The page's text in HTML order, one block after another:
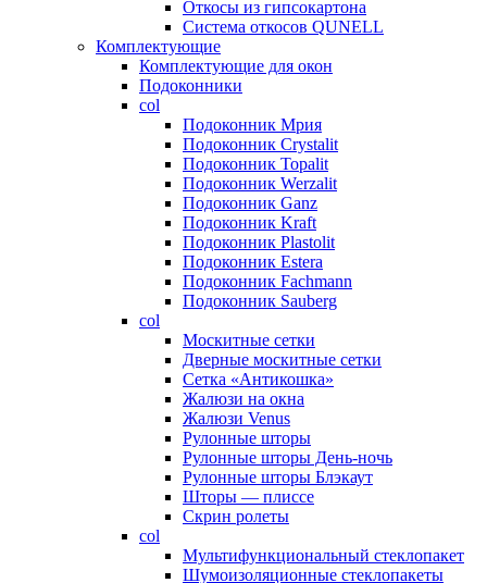
Откосы из гипсокартона
Система откосов QUNELL
Комплектующие
Комплектующие для окон
Подоконники
col
Подоконник Мрия
Подоконник Crystalit
Подоконник Topalit
Подоконник Werzalit
Подоконник Ganz
Подоконник Kraft
Подоконник Plastolit
Подоконник Estera
Подоконник Fachmann
Подоконник Sauberg
col
Москитные сетки
Дверные москитные сетки
Сетка «Антикошка»
Жалюзи на окна
Жалюзи Venus
Рулонные шторы
Рулонные шторы День-ночь
Рулонные шторы Блэкаут
Шторы — плиссе
Скрин ролеты
col
Мультифункциональный стеклопакет
Шумоизоляционные стеклопакеты